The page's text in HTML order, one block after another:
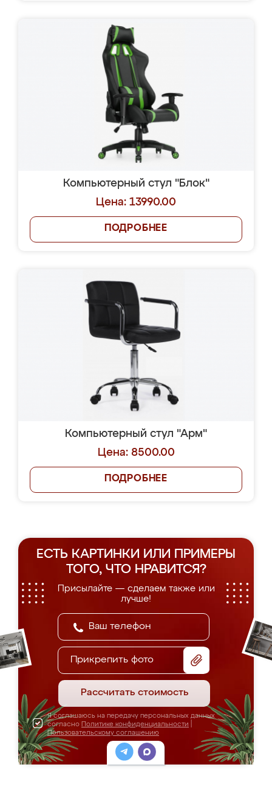
Компьютерный стул "Блок"
Цена: 13990.00
ПОДРОБНЕЕ
Компьютерный стул "Арм"
Цена: 8500.00
ПОДРОБНЕЕ
ЕСТЬ КАРТИНКИ ИЛИ ПРИМЕРЫ
ТОГО, ЧТО НРАВИТСЯ?
Присылайте — сделаем также или
лучше!
Прикрепить фото
Рассчитать стоимость
Я соглашаюсь на передачу персональных данных
согласно Политике конфиденциальности
Пользовательскому соглашению